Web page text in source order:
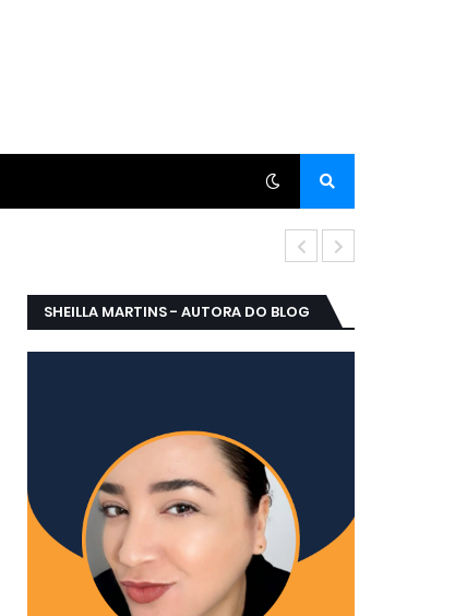
SHEILLA MARTINS - AUTORA DO BLOG